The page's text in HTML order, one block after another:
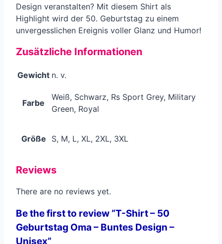
Design veranstalten? Mit diesem Shirt als
Highlight wird der 50. Geburtstag zu einem
unvergesslichen Ereignis voller Glanz und Humor!
Zusätzliche Informationen
Gewicht n. v.
Farbe
Weiß, Schwarz, Rs Sport Grey, Military
Green, Royal
Größe S, M, L, XL, 2XL, 3XL
Reviews
There are no reviews yet.
Be the first to review “T-Shirt – 50
Geburtstag Oma – Buntes Design –
Unisex”